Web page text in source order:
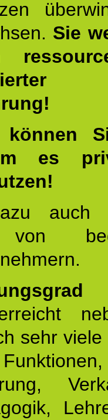
Sie
können
es
sehr